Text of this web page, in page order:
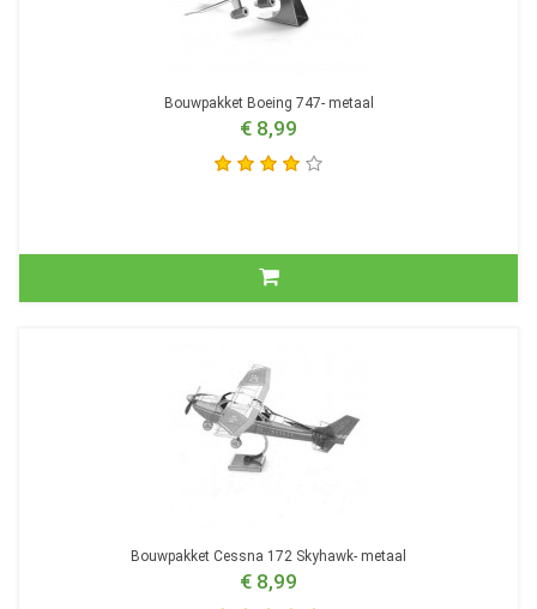
Bouwpakket Boeing 747- metaal
€ 8,99
Bouwpakket Cessna 172 Skyhawk- metaal
€ 8,99